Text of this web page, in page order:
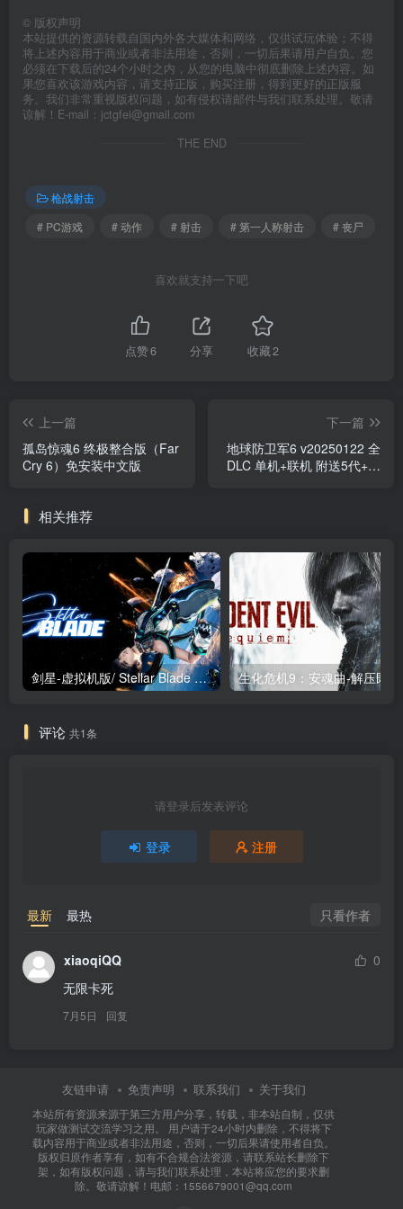
© 版权声明
本站提供的资源转载自国内外各大媒体和网络，仅供试玩体验；不得
将上述内容用于商业或者非法用途，否则，一切后果请用户自负。您
必须在下载后的24个小时之内，从您的电脑中彻底删除上述内容。如
果您喜欢该游戏内容，请支持正版，购买注册，得到更好的正版服
务。我们非常重视版权问题，如有侵权请邮件与我们联系处理。敬请
谅解！E-mail：jctgfei@gmail.com
THE END
枪战射击
# PC游戏
# 动作 # 射击 # 第一人称射击 # 丧尸
喜欢就支持一下吧
点赞6 分享 收藏2
上一篇
孤岛惊魂6 终极整合版（Far
Cry 6）免安装中文版
下一篇
地球防卫军6 v20250122 全
DLC 单机+联机 附送5代+铁
相关推荐
剑星-虚拟机版/ Stellar Blade v1.4.1|Build.19963153 终极版新补丁 送修改器 免安装中文版
评论 共1条
请登录后发表评论
登录 注册
最新 最热 只看作者
xiaoqiQQ
0
无限卡死
7月5日 回复
友链申请 免责声明 联系我们 关于我们
本站所有资源来源于第三方用户分享，转载，非本站自制，仅供
玩家做测试交流学习之用。 用户请于24小时内删除，不得将下
载内容用于商业或者非法用途，否则，一切后果请使用者自负。
版权归原作者享有，如有不合规合法资源，请联系站长删除下
架，如有版权问题，请与我们联系处理，本站将应您的要求删
除。敬请谅解！电邮：1556679001@qq.com